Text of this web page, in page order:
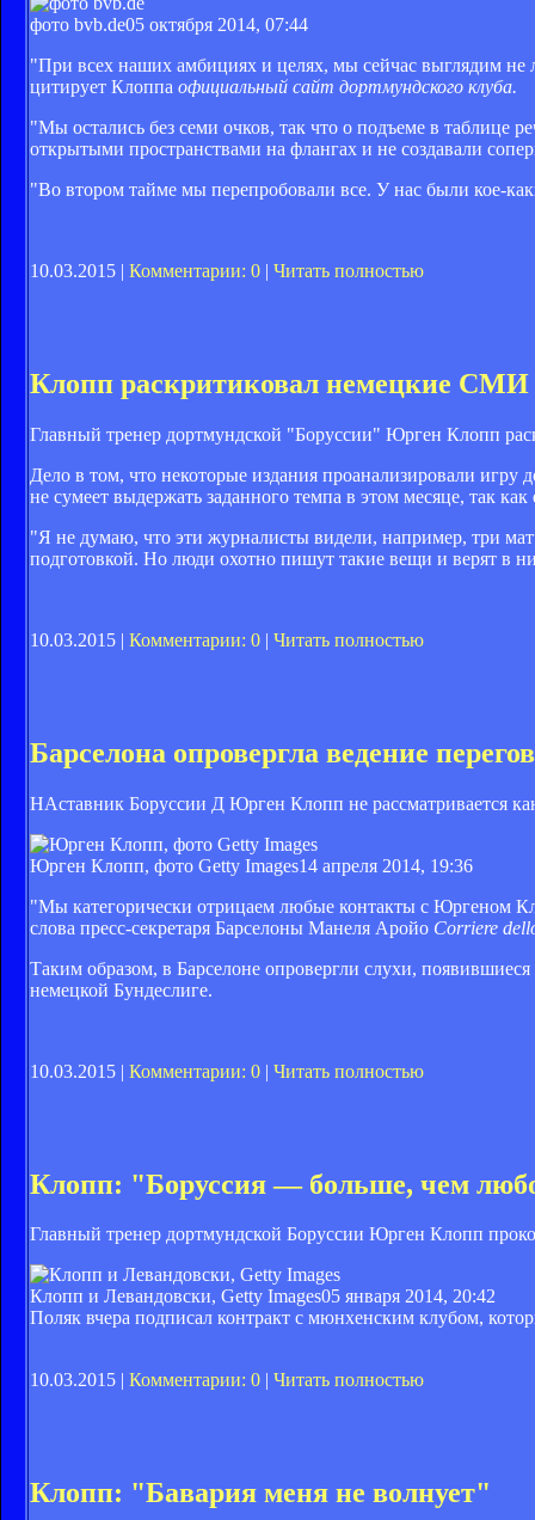
фото bvb.de05 октября 2014, 07:44
"При всех наших амбициях и целях, мы сейчас выглядим не
цитирует Клоппа официальный сайт дортмундского клуба.
"Мы остались без семи очков, так что о подъеме в таблице
открытыми пространствами на флангах и не создавали
"Во втором тайме мы перепробовали все. У нас были кое-
10.03.2015 | Комментарии: 0 | Читать полностью
Клопп раскритиковал немецкие СМИ
Главный тренер дортмундской "Боруссии" Юрген Клопп
Дело в том, что некоторые издания проанализировали игру
не сумеет выдержать заданного темпа в этом месяце, так
"Я не думаю, что эти журналисты видели, например, три
подготовкой. Но люди охотно пишут такие вещи и верят в
10.03.2015 | Комментарии: 0 | Читать полностью
Барселона опровергла ведение
НАставник Боруссии Д Юрген Клопп не рассматривается
Юрген Клопп, фото Getty Images14 апреля 2014, 19:36
"Мы категорически отрицаем любые контакты с Юргеном
слова пресс-секретаря Барселоны Манеля Аройо Corriere
Таким образом, в Барселоне опровергли слухи,
немецкой Бундеслиге.
10.03.2015 | Комментарии: 0 | Читать полностью
Клопп: "Боруссия — больше, чем
Главный тренер дортмундской Боруссии Юрген Клопп
Клопп и Левандовски, Getty Images05 января 2014, 20:42
Поляк вчера подписал контракт с мюнхенским клубом,
10.03.2015 | Комментарии: 0 Читать полностью
Клопп: "Бавария меня не волнует"